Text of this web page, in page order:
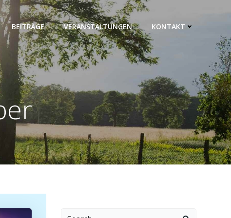
BEITRÄGE VERANSTALTUNGEN KONTAKT
Search